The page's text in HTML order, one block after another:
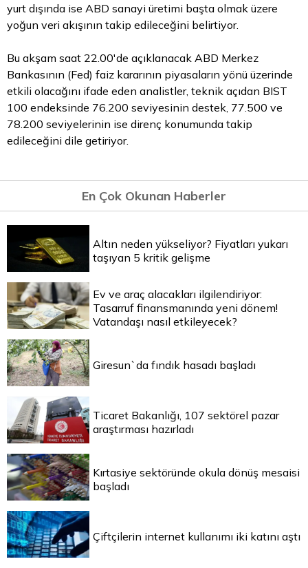
yurt dışında ise ABD sanayi üretimi başta olmak üzere
yoğun veri akışının takip edileceğini belirtiyor.
Bu akşam saat 22.00'de açıklanacak ABD Merkez
Bankasının (Fed) faiz kararının piyasaların yönü üzerinde
etkili olacağını ifade eden analistler, teknik açıdan BIST
100 endeksinde 76.200 seviyesinin destek, 77.500 ve
78.200 seviyelerinin ise direnç konumunda takip
edileceğini dile getiriyor.
En Çok Okunan Haberler
Altın neden yükseliyor? Fiyatları yukarı
taşıyan 5 kritik gelişme
Ev ve araç alacakları ilgilendiriyor:
Tasarruf finansmanında yeni dönem!
Vatandaşı nasıl etkileyecek?
Giresun`da fındık hasadı başladı
Ticaret Bakanlığı, 107 sektörel pazar
araştırması hazırladı
Kırtasiye sektöründe okula dönüş mesaisi
başladı
Çiftçilerin internet kullanımı iki katını aştı